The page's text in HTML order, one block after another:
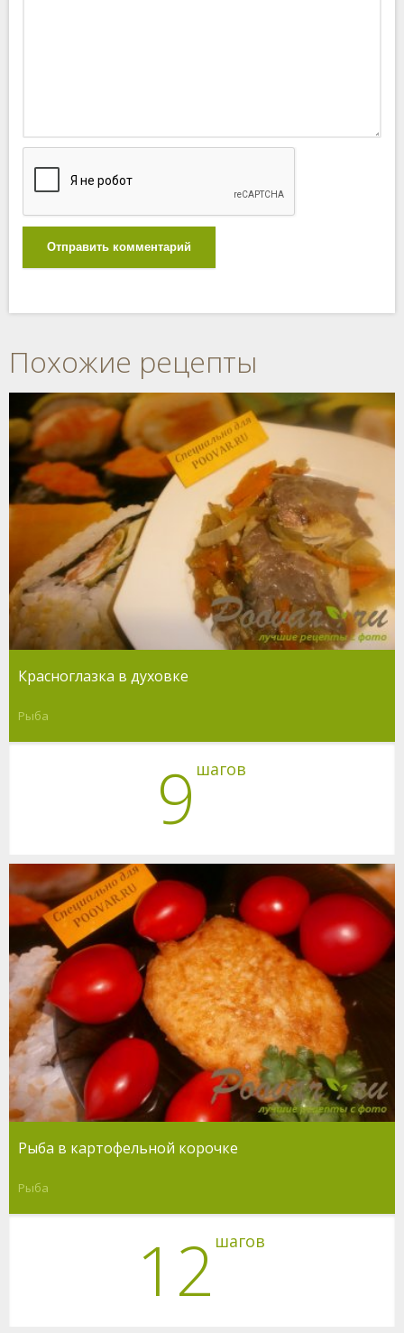
Отправить комментарий
Похожие рецепты
Красноглазка в духовке
Рыба
9 шагов
Рыба в картофельной корочке
Рыба
12 шагов